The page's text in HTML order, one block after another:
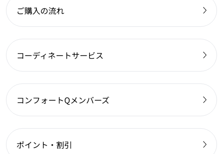
ご購入の流れ
コーディネートサービス
コンフォートQメンバーズ
ポイント・割引